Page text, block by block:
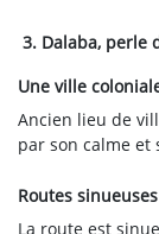
3. Dalaba, perle
Une ville
Ancien lieu de
par son calme et
Routes
La route est